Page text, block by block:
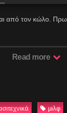
από τον κώλο.
Read more
μιλφ